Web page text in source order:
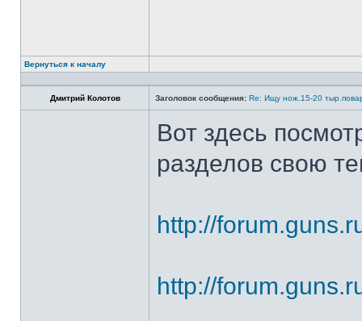
Вернуться к началу
Дмитрий Колотов Заголовок сообщения: Re: Ищу нож.15-20
Вот здесь
разделов свою
http://
http://